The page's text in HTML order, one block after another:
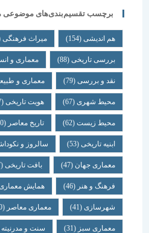
برچسب تقسیم‌بندی‌های موضوعی مقالات
هم اندیشی (154) میراث فرهنگی (109)
بررسی تاریخی (88) معماری و انسان (84)
نقد و بررسی (79) معماری و طبیعت (71)
محیط شهری(67) هویت تاریخی(67)
محیط زیست(62) تاریخ معاصر(60)
ابنیه تاریخی(53) سالروز و نکوداشت(52)
معماری جهان (47) بافت تاریخی(47)
فرهنگ و هنر(46) همایش معماری (46)
شهرسازی(41) معماری معاصر(40)
معماری سبز(31) سنت و مدرنیته(30)